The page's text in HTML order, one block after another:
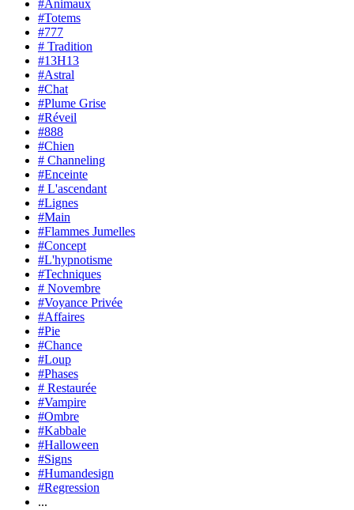
#Animaux
#Totems
#777
# Tradition
#13H13
#Astral
#Chat
#Plume Grise
#Réveil
#888
#Chien
# Channeling
#Enceinte
# L'ascendant
#Lignes
#Main
#Flammes Jumelles
#Concept
#L'hypnotisme
#Techniques
# Novembre
#Voyance Privée
#Affaires
#Pie
#Chance
#Loup
#Phases
# Restaurée
#Vampire
#Ombre
#Kabbale
#Halloween
#Signs
#Humandesign
#Regression
...